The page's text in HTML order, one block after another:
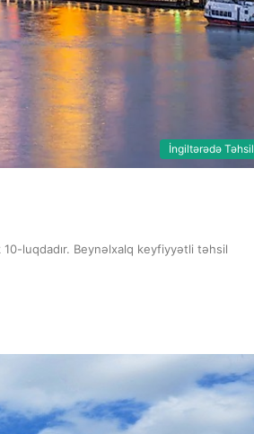
İngiltərədə Təhsil
luqdadır. Beynəlxalq keyfiyyətli təhsil